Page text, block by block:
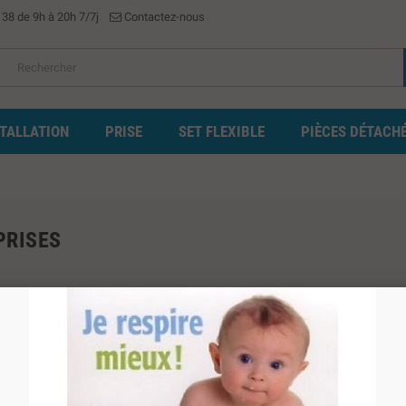
de 9h à 20h 7/7j Contactez-nous
PRISE SET FLEXIBLE PIÈCES
Trier par : Pertinence
PACK